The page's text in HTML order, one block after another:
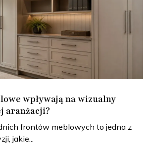
wpływają na wizualny
aranżacji?
frontów meblowych to jedna z
jakie...